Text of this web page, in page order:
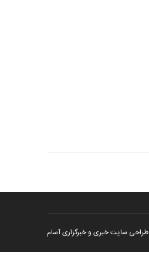
طراحی سایت خبری و خبرگزاری آسام